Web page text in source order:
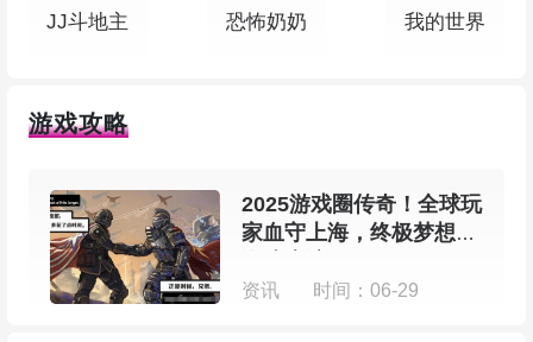
你可以跟初音未来、镜音连、镜音铃、巡音流
实世界和「世界」两个舞台交错的故事，场面暖心
又热闹。
【令人熟悉却又耳目一新的绝佳音游体验】
JJ斗地主 恐怖奶奶 我的世界
游戏攻略
2025游戏圈传奇！全球玩
家血守上海，终极梦想在
资讯 时间：06-29